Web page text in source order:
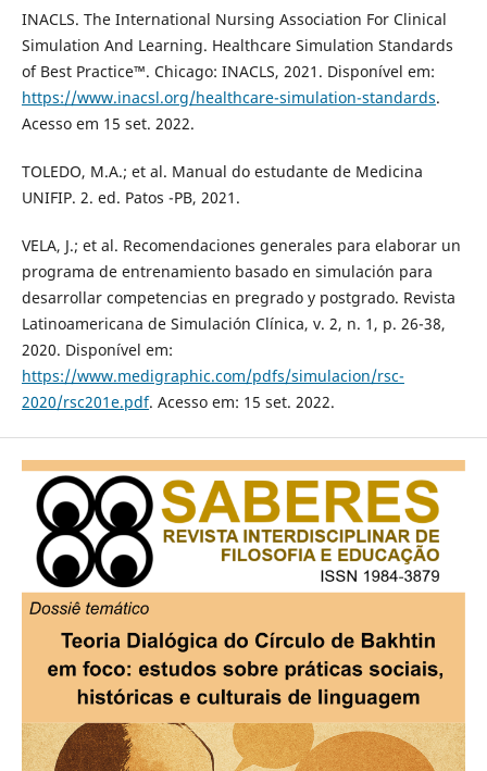
INACLS. The International Nursing Association For Clinical
Simulation And Learning. Healthcare Simulation Standards
of Best Practice™. Chicago: INACLS, 2021. Disponível em:
https://www.inacsl.org/healthcare-simulation-standards.
Acesso em 15 set. 2022.
TOLEDO, M.A.; et al. Manual do estudante de Medicina
UNIFIP. 2. ed. Patos -PB, 2021.
VELA, J.; et al. Recomendaciones generales para elaborar un
programa de entrenamiento basado en simulación para
desarrollar competencias en pregrado y postgrado. Revista
Latinoamericana de Simulación Clínica, v. 2, n. 1, p. 26-38,
2020. Disponível em:
https://www.medigraphic.com/pdfs/simulacion/rsc-
2020/rsc201e.pdf. Acesso em: 15 set. 2022.